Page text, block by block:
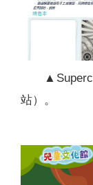
站）。